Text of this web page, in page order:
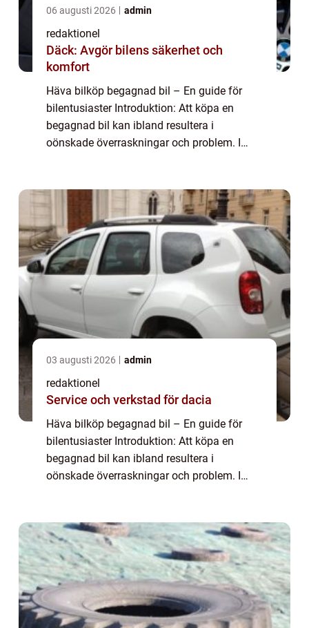
06 augusti 2026 admin
redaktionel
Däck: Avgör bilens säkerhet och
komfort
Häva bilköp begagnad bil – En guide för
bilentusiaster Introduktion: Att köpa en
begagnad bil kan ibland resultera i
oönskade överraskningar och problem. I
03 augusti 2026 admin
redaktionel
Service och verkstad för dacia
Häva bilköp begagnad bil – En guide för
bilentusiaster Introduktion: Att köpa en
begagnad bil kan ibland resultera i
oönskade överraskningar och problem. I